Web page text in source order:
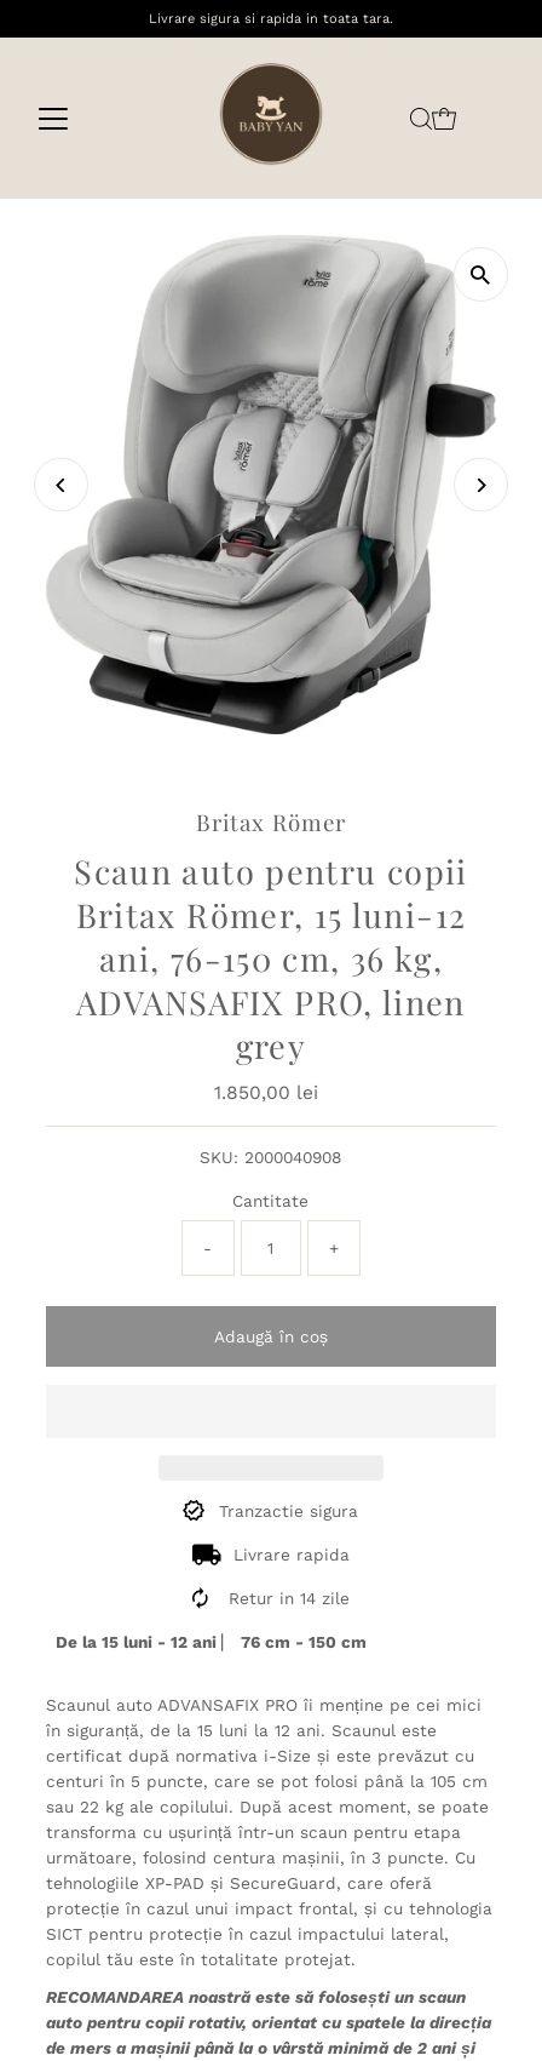
Livrare sigura si rapida in toata tara.
Britax Römer
Scaun auto pentru copii
Britax Römer, 15 luni-12
ani, 76-150 cm, 36 kg,
ADVANSAFIX PRO, linen
grey
Preț
1.850,00 lei
SKU: 2000040908
Cantitate
- +
Adaugă în coș
Tranzactie sigura
Livrare rapida
Retur in 14 zile
De la 15 luni - 12 ani 76 cm - 150 cm
Scaunul auto ADVANSAFIX PRO îi menține pe cei mici
în siguranță, de la 15 luni la 12 ani. Scaunul este
certificat după normativa i-Size și este prevăzut cu
centuri în 5 puncte, care se pot folosi până la 105 cm
sau 22 kg ale copilului. După acest moment, se poate
transforma cu ușurință într-un scaun pentru etapa
următoare, folosind centura mașinii, în 3 puncte. Cu
tehnologiile XP-PAD și SecureGuard, care oferă
protecție în cazul unui impact frontal, și cu tehnologia
SICT pentru protecție în cazul impactului lateral,
copilul tău este în totalitate protejat.
RECOMANDAREA noastră este să folosești un scaun
auto pentru copii rotativ, orientat cu spatele la direcția
de mers a mașinii până la o vârstă minimă de 2 ani și